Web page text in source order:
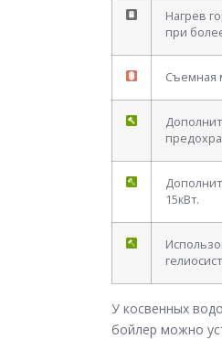
Нагрев
при
Съемная
15кВт.
У косвенных
бойлер можно